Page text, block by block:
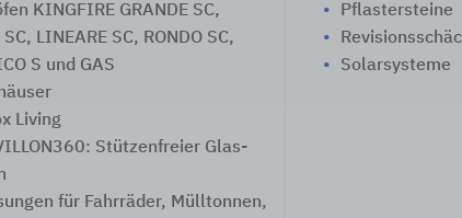
KINGFIRE GRANDE SC,
SC, LINEARE SC, RONDO SC,
S und GAS
Living
Stützenfreier Glas-
für Fahrräder, Mülltonnen,
Pflastersteine
Solarsysteme